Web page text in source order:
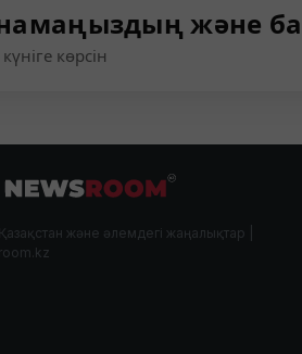
және
көрсін
Қазақстан және әлемдегі жаңалықтар |